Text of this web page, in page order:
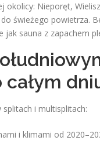
Nieporęt,
świeżego powietrza.
sauna z zapachem
splitach i multisplitach:
i klimami od